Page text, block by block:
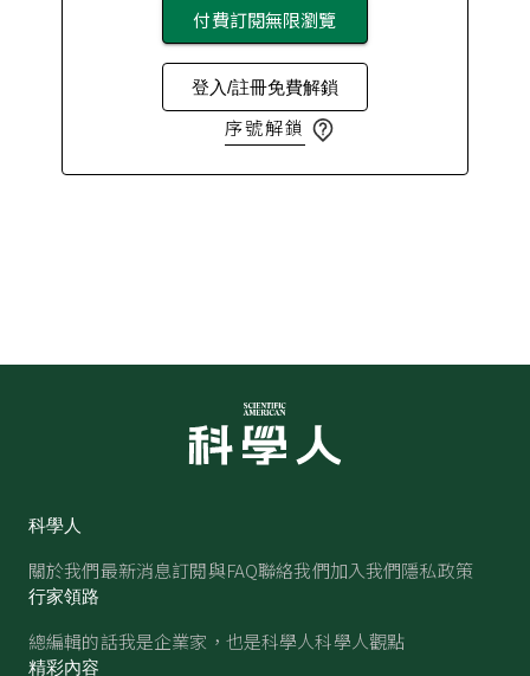
付費訂閱無限瀏覽
登入/註冊免費解鎖
序號解鎖
科學人
關於我們最新消息訂閱與FAQ聯絡我們加入我們隱私政策
行家領路
總編輯的話我是企業家，也是科學人科學人觀點
精彩內容